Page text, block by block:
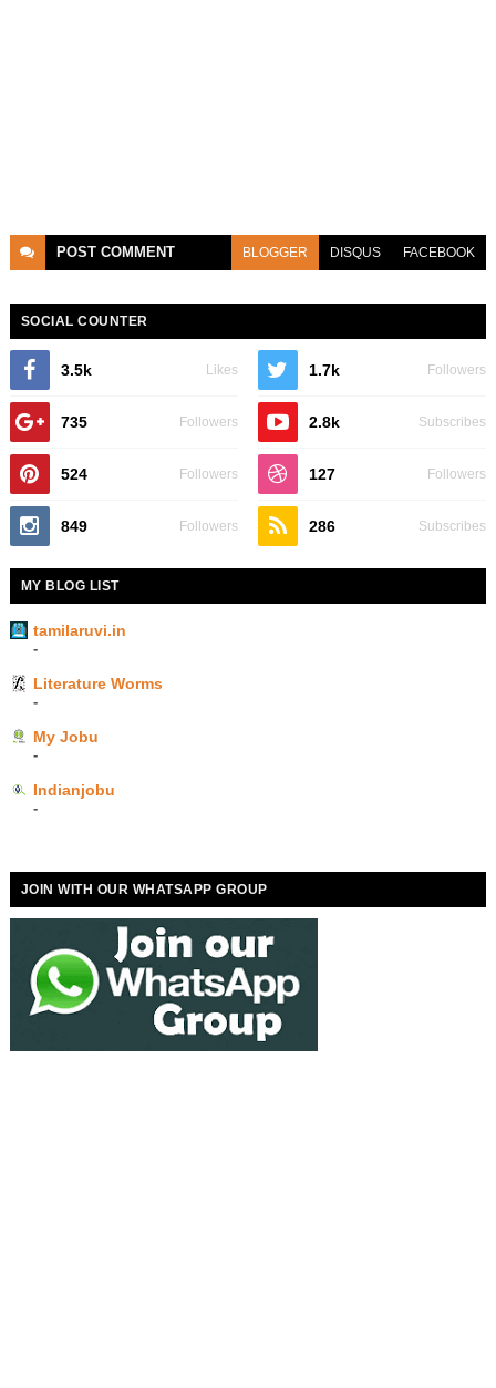
POST COMMENT BLOGGER DISQUS FACEBOOK
SOCIAL COUNTER
3.5k Likes 1.7k Followers
735 Followers 2.8k Subscribes
524 Followers 127 Followers
849 Followers 286 Subscribes
MY BLOG LIST
tamilaruvi.in
-
Literature Worms
-
My Jobu
-
Indianjobu
-
JOIN WITH OUR WHATSAPP GROUP